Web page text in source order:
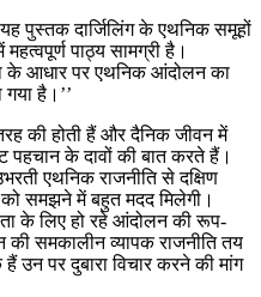
पुस्तक दार्जिलिंग के एथनिक समूहों
पाठ्य सामग्री है।
के आधार पर एथनिक आंदोलन का
है।’’
की होती हैं और दैनिक जीवन में
पहचान के दावों की बात करते हैं।
एथनिक राजनीति से दक्षिण
को समझने में बहुत मदद मिलेगी।
के लिए हो रहे आंदोलन की रूप-
समकालीन व्यापक राजनीति तय
उन पर दुबारा विचार करने की मांग